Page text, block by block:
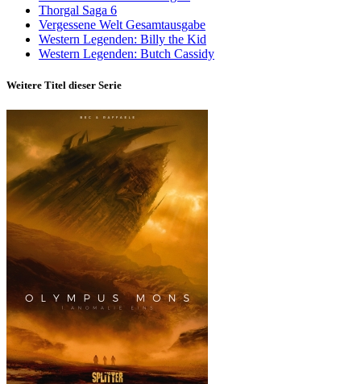
Thorgal Saga 6
Vergessene Welt Gesamtausgabe
Western Legenden: Billy the Kid
Western Legenden: Butch Cassidy
Weitere Titel dieser Serie